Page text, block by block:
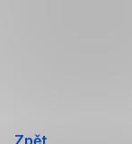
Zpět